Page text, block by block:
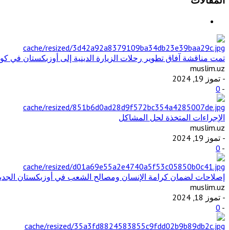
تمت مناقشة آفاق تطوير رحلات الزيارة الدينية إلى أوزبكستان في
muslim.uz
- تموز 19, 2024
-
0
الإجراءات المتخذة لحل المشاكل
muslim.uz
- تموز 19, 2024
-
0
إصلاحات لضمان كرامة الإنسان ومصالح الشعب في أوزبكستان
muslim.uz
- تموز 18, 2024
-
0